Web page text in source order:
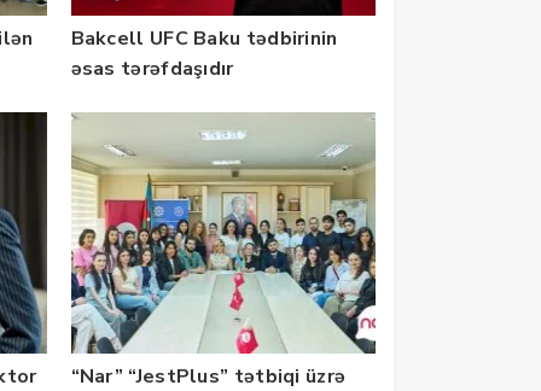
Bakcell UFC Baku tədbirinin
əsas tərəfdaşıdır
“Nar” “JestPlus” tətbiqi üzrə